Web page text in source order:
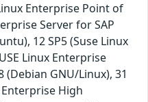
Enterprise Point of
Server for SAP
12 SP5 (Suse Linux
Linux Enterprise
GNU/Linux), 31
Enterprise High